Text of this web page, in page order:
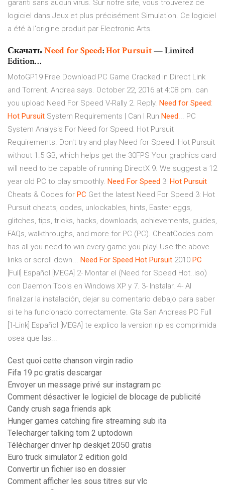
garanti sans aucun virus. Sur notre site, vous trouverez ce
logiciel dans Jeux et plus précisément Simulation. Ce logiciel
a été à l'origine produit par Electronic Arts.
Скачать NeedforSpeed:HotPursuit— Limited
Edition…
MotoGP19 Free Download PC Game Cracked in Direct Link
and Torrent. Andrea says. October 22, 2016 at 4:08 pm. can
you upload Need For Speed V-Rally 2. Reply. Need for Speed:
Hot Pursuit System Requirements | Can I Run Need... PC
System Analysis For Need for Speed: Hot Pursuit
Requirements. Don't try and play Need for Speed: Hot Pursuit
without 1.5 GB, which helps get the 30FPS Your graphics card
will need to be capable of running DirectX 9. We suggest a 12
year old PC to play smoothly. Need For Speed 3: Hot Pursuit
Cheats & Codes for PC Get the latest Need For Speed 3: Hot
Pursuit cheats, codes, unlockables, hints, Easter eggs,
glitches, tips, tricks, hacks, downloads, achievements, guides,
FAQs, walkthroughs, and more for PC (PC). CheatCodes.com
has all you need to win every game you play! Use the above
links or scroll down... Need For Speed Hot Pursuit 2010 PC
[Full] Español [MEGA] 2- Montar el (Need for Speed Hot..iso)
con Daemon Tools en Windows XP y 7. 3- Instalar. 4- Al
finalizar la instalación, dejar su comentario debajo para saber
si te ha funcionado correctamente. Gta San Andreas PC Full
[1-Link] Español [MEGA] te explico la version rip es comprimida
osea que las...
Cest quoi cette chanson virgin radio
Fifa 19 pc gratis descargar
Envoyer un message privé sur instagram pc
Comment désactiver le logiciel de blocage de publicité
Candy crush saga friends apk
Hunger games catching fire streaming sub ita
Telecharger talking tom 2 uptodown
Télécharger driver hp deskjet 2050 gratis
Euro truck simulator 2 edition gold
Convertir un fichier iso en dossier
Comment afficher les sous titres sur vlc